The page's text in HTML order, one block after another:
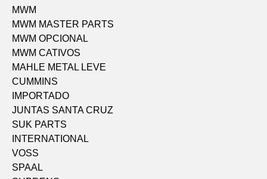
MWM
MWM MASTER PARTS
MWM OPCIONAL
MWM CATIVOS
MAHLE METAL LEVE
CUMMINS
IMPORTADO
JUNTAS SANTA CRUZ
SUK PARTS
INTERNATIONAL
VOSS
SPAAL